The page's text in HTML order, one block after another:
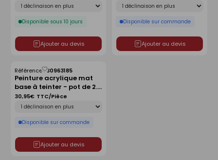
Disponible sous 10 jours
Ajouter au devis
Disponible sur commande
Ajouter au devis
Peinture acrylique mat
base à teinter - pot de 2.5
l - ARTISIO
Référence :30963185
Disponible sur commande
30,95€ TTC/Pièce
Ajouter au devis
Enregistrer
comme
liste